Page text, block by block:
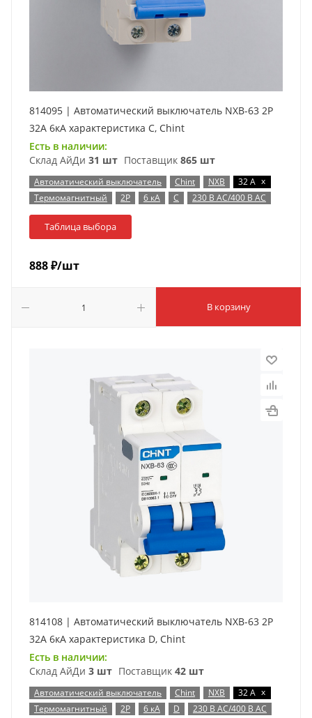
814095 | Автоматический выключатель NXB-63 2P
32А 6кА характеристика C, Chint
Есть в наличии:
Склад АйДи 31 шт Поставщик 865 шт
Автоматический выключатель Chint NXB 32 А x
Термомагнитный
2P 6 кА C 230 В AC/400 В AC
Таблица выбора
888₽/шт
В корзину
814108 | Автоматический выключатель NXB-63 2P
32А 6кА характеристика D, Chint
Есть в наличии:
Склад АйДи 3 шт Поставщик 42 шт
Автоматический выключатель Chint NXB 32 А x
Термомагнитный
2P 6 кА D 230 В AC/400 В AC